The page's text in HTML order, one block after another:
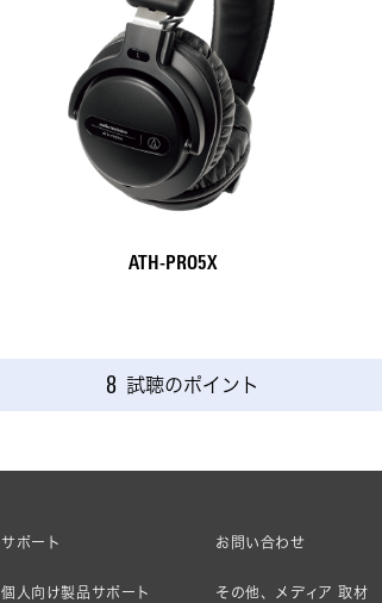
ATH-PRO5X
8 試聴のポイント
サポート
個人向け製品サポート
お問い合わせ
その他、メディア 取材